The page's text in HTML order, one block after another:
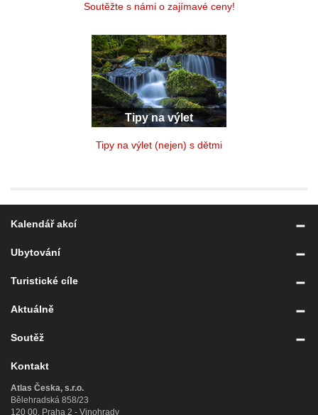
Soutěžte s námi o zajímavé ceny!
Tipy na výlet
Tipy na výlet (nejen) s dětmi
Kalendář akcí
Ubytování
Turistické cíle
Aktuálně
Soutěž
Kontakt
Atlas Česka, s.r.o.
Bělehradská 858/23
120 00, Praha 2 - Vinohrady